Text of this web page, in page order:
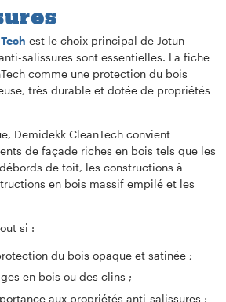
est le choix principal de Jotun
salissures sont essentielles. La fiche
comme une protection du bois
très durable et dotée de propriétés
Demidekk CleanTech convient
de façade riches en bois tels que les
de toit, les constructions à
en bois massif empilé et les
si :
du bois opaque et satinée ;
en bois ou des clins ;
aux propriétés anti-salissures ;